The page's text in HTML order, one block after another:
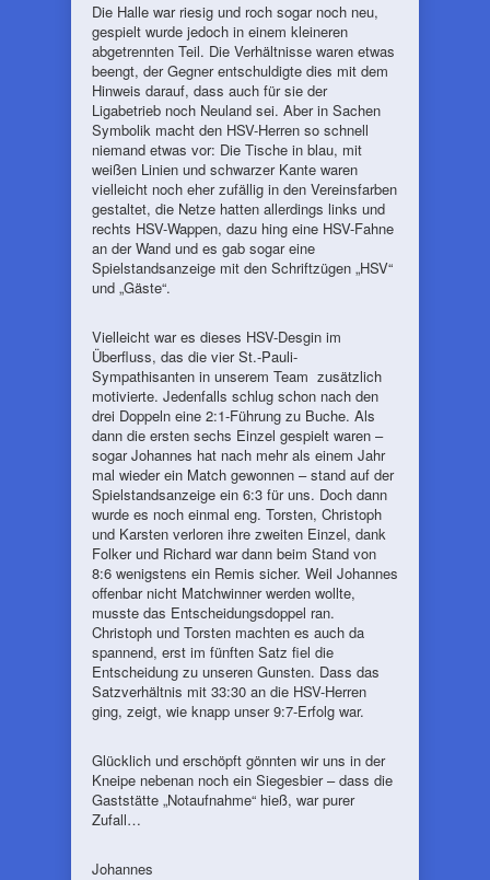
Die Halle war riesig und roch sogar noch neu,
gespielt wurde jedoch in einem kleineren
abgetrennten Teil. Die Verhältnisse waren etwas
beengt, der Gegner entschuldigte dies mit dem
Hinweis darauf, dass auch für sie der
Ligabetrieb noch Neuland sei. Aber in Sachen
Symbolik macht den HSV-Herren so schnell
niemand etwas vor: Die Tische in blau, mit
weißen Linien und schwarzer Kante waren
vielleicht noch eher zufällig in den Vereinsfarben
gestaltet, die Netze hatten allerdings links und
rechts HSV-Wappen, dazu hing eine HSV-Fahne
an der Wand und es gab sogar eine
Spielstandsanzeige mit den Schriftzügen „HSV“
und „Gäste“.
Vielleicht war es dieses HSV-Desgin im
Überfluss, das die vier St.-Pauli-
Sympathisanten in unserem Team zusätzlich
motivierte. Jedenfalls schlug schon nach den
drei Doppeln eine 2:1-Führung zu Buche. Als
dann die ersten sechs Einzel gespielt waren –
sogar Johannes hat nach mehr als einem Jahr
mal wieder ein Match gewonnen – stand auf der
Spielstandsanzeige ein 6:3 für uns. Doch dann
wurde es noch einmal eng. Torsten, Christoph
und Karsten verloren ihre zweiten Einzel, dank
Folker und Richard war dann beim Stand von
8:6 wenigstens ein Remis sicher. Weil Johannes
offenbar nicht Matchwinner werden wollte,
musste das Entscheidungsdoppel ran.
Christoph und Torsten machten es auch da
spannend, erst im fünften Satz fiel die
Entscheidung zu unseren Gunsten. Dass das
Satzverhältnis mit 33:30 an die HSV-Herren
ging, zeigt, wie knapp unser 9:7-Erfolg war.
Glücklich und erschöpft gönnten wir uns in der
Kneipe nebenan noch ein Siegesbier – dass die
Gaststätte „Notaufnahme“ hieß, war purer
Zufall…
Johannes